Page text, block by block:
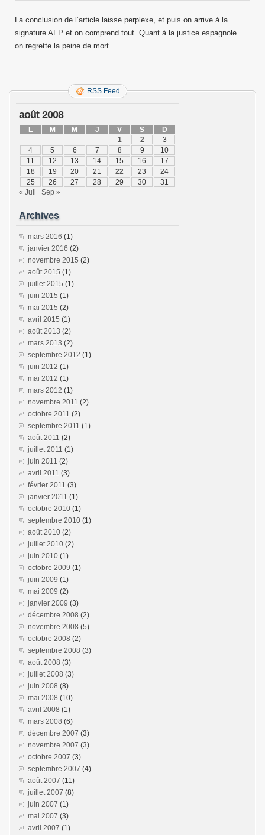
La conclusion de l’article laisse perplexe, et puis on arrive à la
signature AFP et on comprend tout. Quant à la justice espagnole…
on regrette la peine de mort.
RSS Feed
août 2008
L M M J V S
D
1
2
3
4
5 6 7 8 9
10
11
12 13 14 15 16
17
18
19 20 21 22 23
24
25
26 27 28 29 30
31
« Juil
Sep »
Archives
mars 2016 (1)
janvier 2016 (2)
novembre 2015 (2)
août 2015 (1)
juillet 2015 (1)
juin 2015 (1)
mai 2015 (2)
avril 2015 (1)
août 2013 (2)
mars 2013 (2)
septembre 2012 (1)
juin 2012 (1)
mai 2012 (1)
mars 2012 (1)
novembre 2011 (2)
octobre 2011 (2)
septembre 2011 (1)
août 2011 (2)
juillet 2011 (1)
juin 2011 (2)
avril 2011 (3)
février 2011 (3)
janvier 2011 (1)
octobre 2010 (1)
septembre 2010 (1)
août 2010 (2)
juillet 2010 (2)
juin 2010 (1)
octobre 2009 (1)
juin 2009 (1)
mai 2009 (2)
janvier 2009 (3)
décembre 2008 (2)
novembre 2008 (5)
octobre 2008 (2)
septembre 2008 (3)
août 2008 (3)
juillet 2008 (3)
juin 2008 (8)
mai 2008 (10)
avril 2008 (1)
mars 2008 (6)
décembre 2007 (3)
novembre 2007 (3)
octobre 2007 (3)
septembre 2007 (4)
août 2007 (11)
juillet 2007 (8)
juin 2007 (1)
mai 2007 (3)
avril 2007 (1)